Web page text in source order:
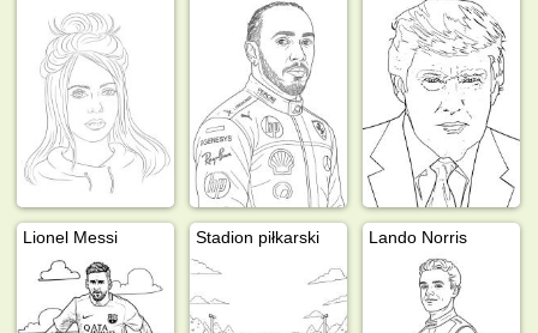
Lionel Messi Stadion piłkarski Lando Norris